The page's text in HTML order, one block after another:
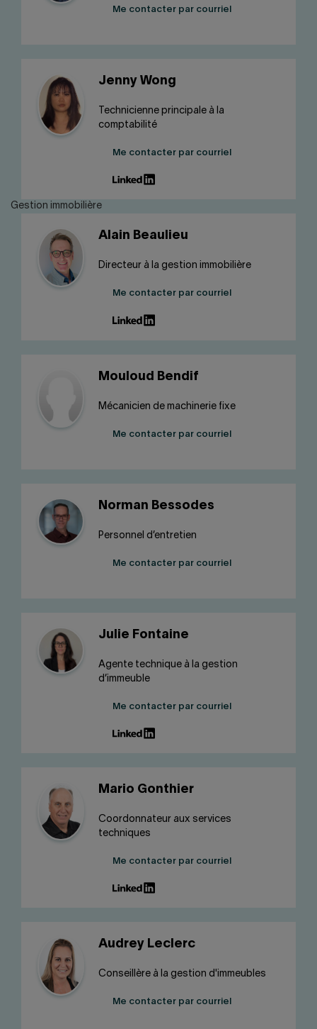
Me contacter par courriel
Jenny Wong
Technicienne principale à la
comptabilité
Me contacter par courriel
Gestion immobilière
Alain Beaulieu
Directeur à la gestion immobilière
Me contacter par courriel
Mouloud Bendif
Mécanicien de machinerie fixe
Me contacter par courriel
Norman Bessodes
Personnel d’entretien
Me contacter par courriel
Julie Fontaine
Agente technique à la gestion
d’immeuble
Me contacter par courriel
Mario Gonthier
Coordonnateur aux services
techniques
Me contacter par courriel
Audrey Leclerc
Conseillère à la gestion d'immeubles
Me contacter par courriel